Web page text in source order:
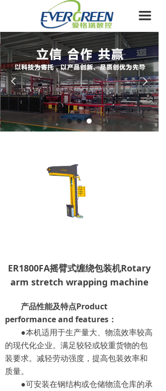
끀
关于我们
产品展示
新闻资讯
生产设备
合作企业
넳 넲
ER1800FA摇臂式缠绕包装机Rotary
arm stretch wrapping machine
产品性能及特点Product
performance and features：
●本机适用于生产量大、物流效率较高
的现代化企业。满足较轻或较重货物的包
装要求。减轻劳动强度，提高包装效率和
质量。
●可安装在钢结构或仓储物流仓库的承